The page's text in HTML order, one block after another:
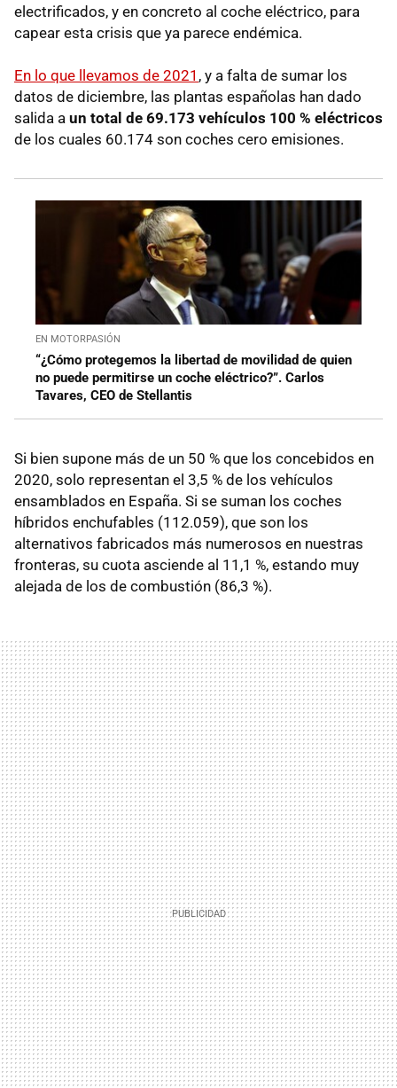
electrificados, y en concreto al coche eléctrico, para
capear esta crisis que ya parece endémica.
En lo que llevamos de 2021 , y a falta de sumar los
datos de diciembre, las plantas españolas han dado
salida a un total de 69.173 vehículos 100 % eléctricos
de los cuales 60.174 son coches cero emisiones.
EN MOTORPASIÓN
“¿Cómo protegemos la libertad de movilidad de quien
no puede permitirse un coche eléctrico?”. Carlos
Tavares, CEO de Stellantis
Si bien supone más de un 50 % que los concebidos en
2020, solo representan el 3,5 % de los vehículos
ensamblados en España. Si se suman los coches
híbridos enchufables (112.059), que son los
alternativos fabricados más numerosos en nuestras
fronteras, su cuota asciende al 11,1 %, estando muy
alejada de los de combustión (86,3 %).